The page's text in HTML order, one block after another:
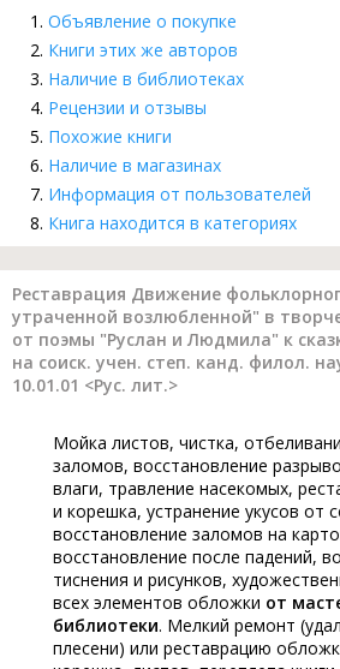
Объявление о покупке
Книги этих же авторов
Наличие в библиотеках
Рецензии и отзывы
Похожие книги
Наличие в магазинах
Информация от пользователей
Книга находится в категориях
Реставрация Движение
утраченной возлюбленной" в
от поэмы "Руслан и Людмила" к
на соиск. учен. степ. канд. филол.
10.01.01 <Рус. лит.>
Мойка листов, чистка,
заломов, восстановление
влаги, травление насекомых,
и корешка, устранение укусов от
восстановление заломов на
восстановление после падений,
тиснения и рисунков,
всех элементов обложки от
библиотеки. Мелкий ремонт
плесени) или реставрацию